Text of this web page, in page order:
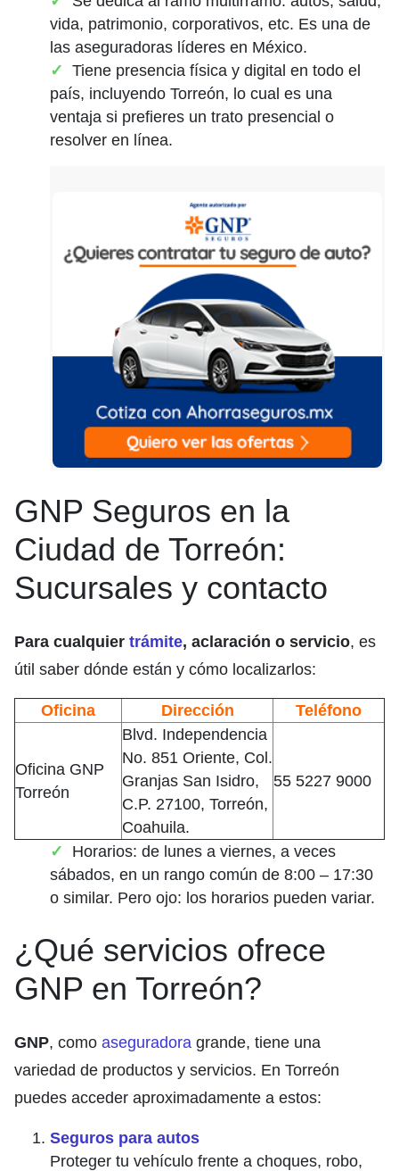
vida, patrimonio, corporativos, etc. Es una de
las aseguradoras líderes en México.
Tiene presencia física y digital en todo el
país, incluyendo Torreón, lo cual es una
ventaja si prefieres un trato presencial o
resolver en línea.
GNP Seguros en la
Ciudad de Torreón:
Sucursales y contacto
Para cualquier trámite, aclaración o servicio, es
útil saber dónde están y cómo localizarlos:
Oficina Dirección Teléfono
Oficina GNP
Torreón
Blvd. Independencia
No. 851 Oriente, Col.
Granjas San Isidro,
C.P. 27100, Torreón,
Coahuila.
55 5227 9000
Horarios: de lunes a viernes, a veces
sábados, en un rango común de 8:00 – 17:30
o similar. Pero ojo: los horarios pueden variar.
¿Qué servicios ofrece
GNP en Torreón?
GNP, como aseguradora grande, tiene una
variedad de productos y servicios. En Torreón
puedes acceder aproximadamente a estos:
Seguros para autos
Proteger tu vehículo frente a choques, robo,